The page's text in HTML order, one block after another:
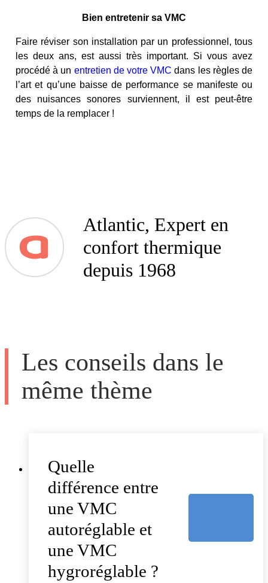
Bien entretenir sa VMC
Faire réviser son installation par un professionnel, tous
les deux ans, est aussi très important. Si vous avez
procédé à un entretien de votre VMC dans les règles de
l’art et qu’une baisse de performance se manifeste ou
des nuisances sonores surviennent, il est peut-être
temps de la remplacer !
Atlantic, Expert en
confort thermique
depuis 1968
Les conseils dans le
même thème
Quelle
différence entre
une VMC
autoréglable et
une VMC
hygroréglable ?